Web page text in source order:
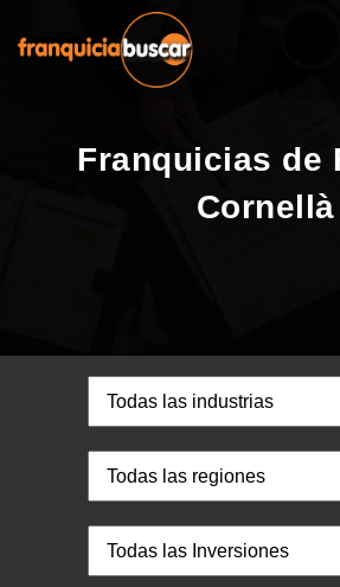
Franquicias de
Cornellà